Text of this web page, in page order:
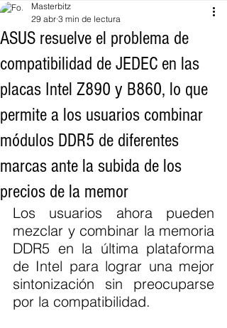
ASUS resuelve el problema de
compatibilidad de JEDEC en las
placas Intel Z890 y B860, lo que
permite a los usuarios combinar
módulos DDR5 de diferentes
marcas ante la subida de los
precios de la memor
Masterbitz
29 abr 3 min de lectura
Los usuarios ahora pueden
mezclar y combinar la memoria
DDR5 en la última plataforma
de Intel para lograr una mejor
sintonización sin preocuparse
por la compatibilidad.